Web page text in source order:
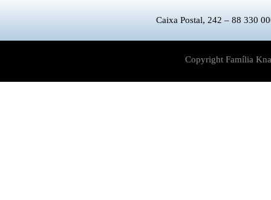
Caixa Postal, 242 – 88 330
Copyright Família